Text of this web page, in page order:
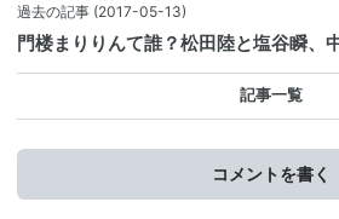
過去の記事 (2017-05-13)
門楼まりりんて誰？松田陸と塩谷瞬、
記事一覧
コメントを書く